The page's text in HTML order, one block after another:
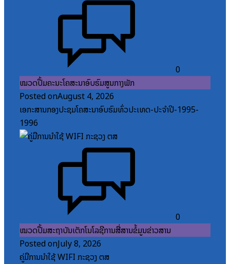
0
ໝວດປື້ມຄະນະໂຄສະນາອົບຮົມສູນກາງພັກ
Posted onAugust 4, 2026
ເອກະສານກອງປະຊຸມໂຄສະນາອົບຮົມທົ່ວປະເທດ-ປະຈໍາປີ-1995-
1996
0
ໝວດປື້ມສະຖາບັນເຕັກໂນໂລຊີການສື່ສານຂໍ້ມູນຂ່າວສານ
Posted onJuly 8, 2026
ຄູ່ມືການນຳໃຊ້ WIFI ກະຊວງ ຕສ